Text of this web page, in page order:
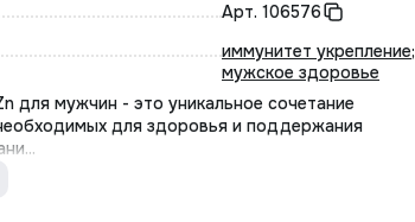
Арт. 106576
иммунитет укрепление;
мужское здоровье
для мужчин - это уникальное сочетание
для здоровья и поддержания